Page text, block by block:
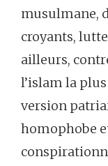
musulmane,
croyants,
ailleurs,
l’islam la
version
homophobe